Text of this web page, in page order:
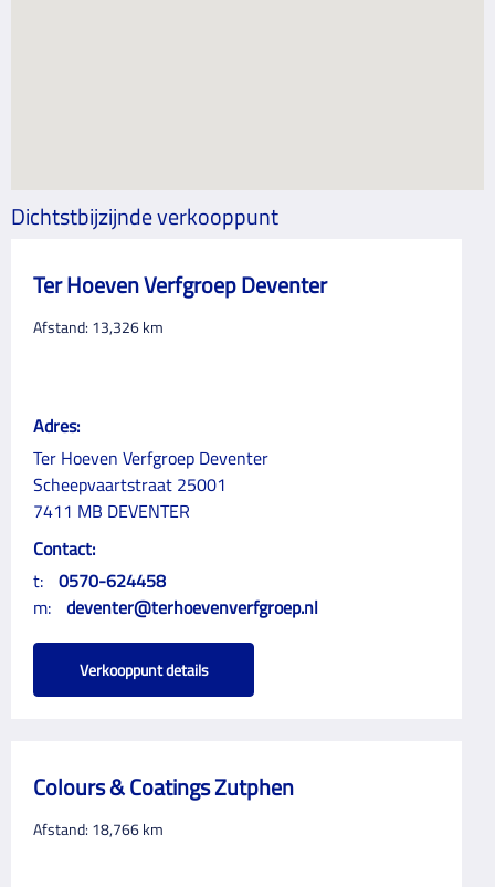
Dichtstbijzijnde verkooppunt
Ter Hoeven Verfgroep Deventer
Afstand: 13,326km
Adres:
Ter Hoeven Verfgroep Deventer
Scheepvaartstraat 25001
7411 MB DEVENTER
Contact:
t: 0570-624458
m: deventer@terhoevenverfgroep.nl
Verkooppunt details
Colours & Coatings Zutphen
Afstand: 18,766km